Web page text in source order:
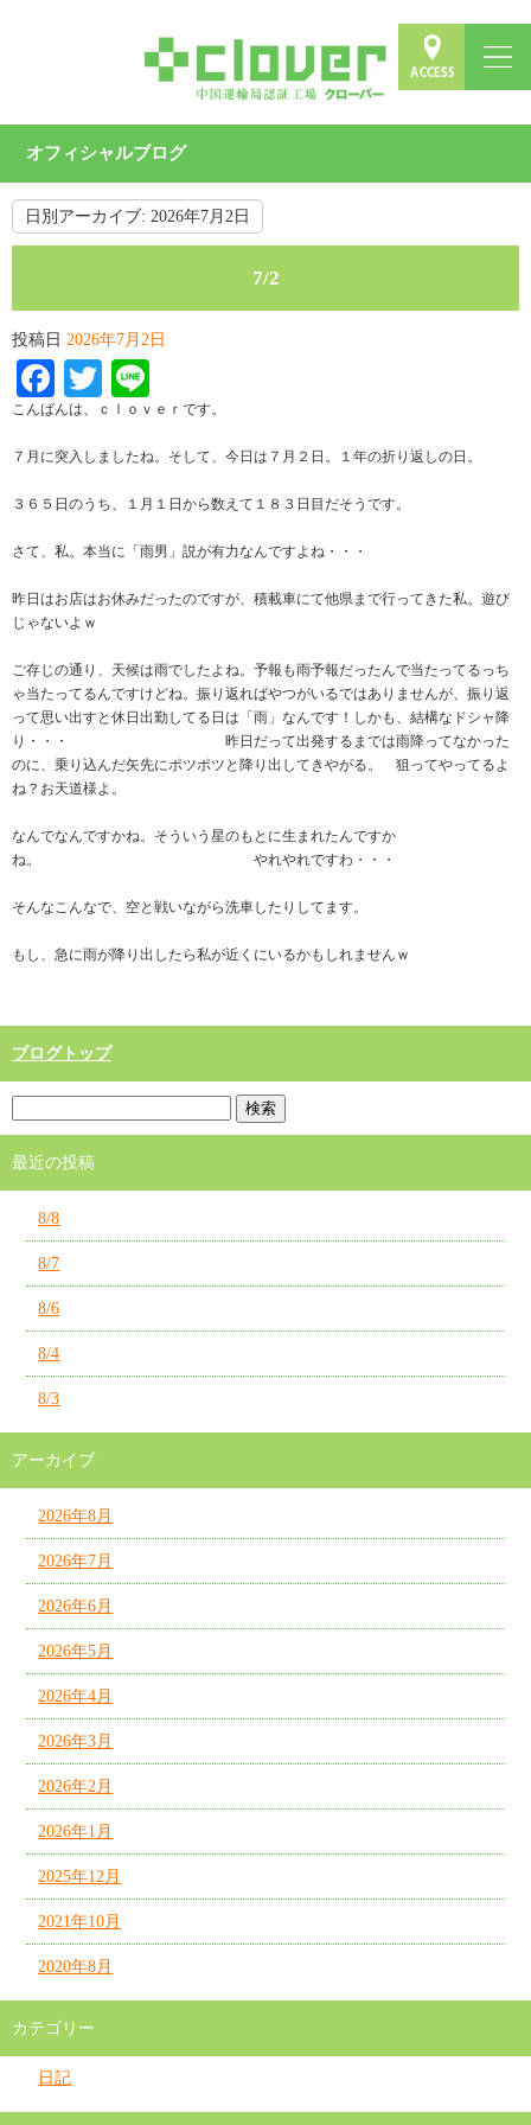
オフィシャルブログ
日別アーカイブ: 2026年7月2日
7/2
投稿日 2026年7月2日
Facebook
Twitter
こんばんは、ｃｌｏｖｅｒです。
７月に突入しましたね。そして、今日は７月２日。１年の折り返しの日。
３６５日のうち、１月１日から数えて１８３日目だそうです。
さて、私。本当に「雨男」説が有力なんですよね・・・
昨日はお店はお休みだったのですが、積載車にて他県まで行ってきた私。遊び
じゃないよｗ
ご存じの通り、天候は雨でしたよね。予報も雨予報だったんで当たってるっち
ゃ当たってるんですけどね。振り返ればやつがいるではありませんが、振り返
って思い出すと休日出勤してる日は「雨」なんです！しかも、結構なドシャ降
り・・・ 昨日だって出発するまでは雨降ってなかった
のに、乗り込んだ矢先にポツポツと降り出してきやがる。 狙ってやってるよ
ね？お天道様よ。
なんでなんですかね。そういう星のもとに生まれたんですか
ね。 やれやれですわ・・・
そんなこんなで、空と戦いながら洗車したりしてます。
もし、急に雨が降り出したら私が近くにいるかもしれませんｗ
ブログトップ
最近の投稿
8/8
8/7
8/6
8/4
8/3
アーカイブ
2026年8月
2026年7月
2026年6月
2026年5月
2026年4月
2026年3月
2026年2月
2026年1月
2025年12月
2021年10月
2020年8月
カテゴリー
日記